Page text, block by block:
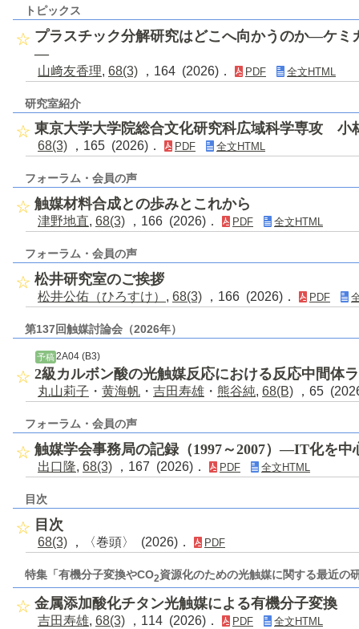
トピックス
プラスチック分解研究はどこへ向かうのか―ケミ
―
山﨑友香理, 68(3) ，164 (2026)． PDF 全文HTML
研究室紹介
東京大学大学院総合文化研究科広域科学専攻 小
68(3) ，165 (2026)． PDF 全文HTML
フォーラム・会員の声
触媒材料合成との歩みとこれから
津野地直, 68(3) ，166 (2026)． PDF 全文HTML
フォーラム・会員の声
松井研究室のご挨拶
松井公佑（ひろすけ） , 68(3) ，166 (2026)． PDF
第137回触媒討論会（2026年）
予稿 2A04 (B3)
2級カルボン酸の光触媒反応における反応中間体
丸山莉子 ・ 黄海帆 ・ 吉田寿雄 ・ 熊谷純, 68(B) ，65
フォーラム・会員の声
触媒学会事務局の記録（1997～2007）―IT化を
出口隆, 68(3) ，167 (2026)． PDF 全文HTML
目次
目次
68(3) ，〈巻頭〉 (2026)． PDF
特集「有機分子変換やCO2資源化のための光触媒に関する最近の
金属添加酸化チタン光触媒による有機分子変換
吉田寿雄, 68(3) ，114 (2026)． PDF 全文HTML